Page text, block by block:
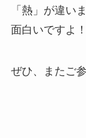
「熱」が違い
面白いですよ！
ぜひ、またご